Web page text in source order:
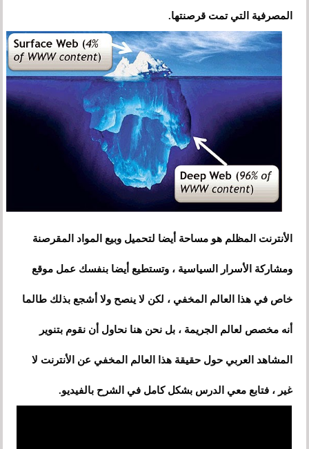
المصرفية التي تمت قرصنتها.
الأنترنت المظلم هو مساحة أيضا لتحميل وبيع المواد المقرصنة
ومشاركة الأسرار السياسية ، وتستطيع أيضا بنفسك عمل موقع
خاص في هذا العالم المخفي ، لكن لا ينصح ولا أشجع بذلك طالما
أنه مخصص لعالم الجريمة ، بل نحن هنا نحاول أن نقوم بتنوير
المشاهد العربي حول حقيقة هذا العالم المخفي عن الأنترنت لا
غير ، فتابع معي الدرس بشكل كامل في الشرح بالفيديو.